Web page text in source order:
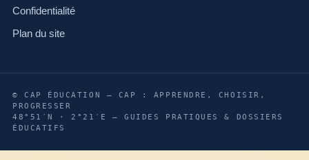
Confidentialité
Plan du site
© CAP ÉDUCATION — CAP : APPRENDRE, CHOISIR,
PROGRESSER
48°51′N · 2°21′E — GUIDES PRATIQUES & DOSSIERS
ÉDUCATIFS